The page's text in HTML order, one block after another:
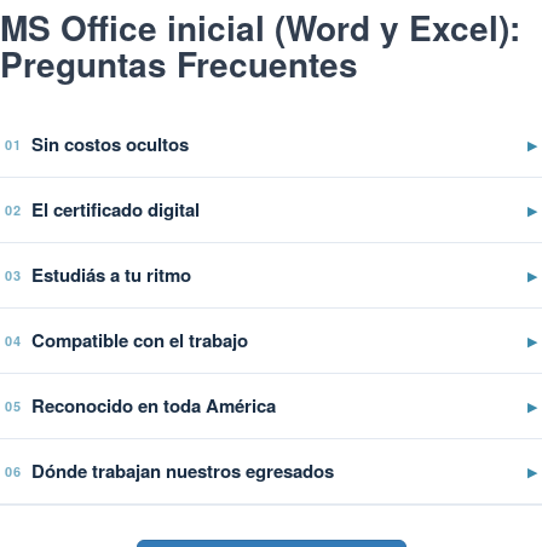
MS Office inicial (Word y Excel):
Preguntas Frecuentes
01 Sin costos ocultos ▶
02 El certificado digital ▶
03 Estudiás a tu ritmo ▶
04 Compatible con el trabajo ▶
05 Reconocido en toda América ▶
06 Dónde trabajan nuestros egresados ▶